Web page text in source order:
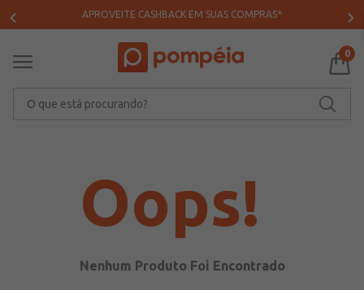
APROVEITE CASHBACK EM SUAS COMPRAS*
0
Oops!